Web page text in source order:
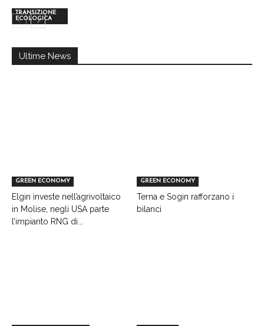
TRANSIZIONE
ECOLOGICA
Ultime News
GREEN ECONOMY
Elgin investe nell’agrivoltaico
in Molise, negli USA parte
l’impianto RNG di...
GREEN ECONOMY
Terna e Sogin rafforzano i
bilanci